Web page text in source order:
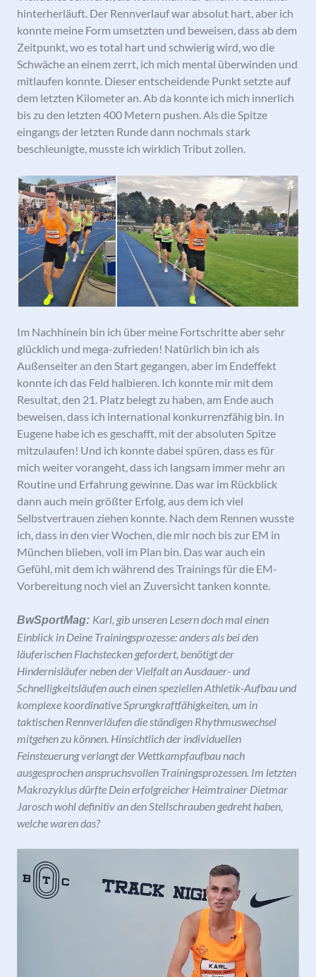
hinterherläuft. Der Rennverlauf war absolut hart, aber ich
konnte meine Form umsetzten und beweisen, dass ab dem
Zeitpunkt, wo es total hart und schwierig wird, wo die
Schwäche an einem zerrt, ich mich mental überwinden und
mitlaufen konnte. Dieser entscheidende Punkt setzte auf
dem letzten Kilometer an. Ab da konnte ich mich innerlich
bis zu den letzten 400 Metern pushen. Als die Spitze
eingangs der letzten Runde dann nochmals stark
beschleunigte, musste ich wirklich Tribut zollen.
Im Nachhinein bin ich über meine Fortschritte aber sehr
glücklich und mega-zufrieden! Natürlich bin ich als
Außenseiter an den Start gegangen, aber im Endeffekt
konnte ich das Feld halbieren. Ich konnte mir mit dem
Resultat, den 21. Platz belegt zu haben, am Ende auch
beweisen, dass ich international konkurrenzfähig bin. In
Eugene habe ich es geschafft, mit der absoluten Spitze
mitzulaufen! Und ich konnte dabei spüren, dass es für
mich weiter vorangeht, dass ich langsam immer mehr an
Routine und Erfahrung gewinne. Das war im Rückblick
dann auch mein größter Erfolg, aus dem ich viel
Selbstvertrauen ziehen konnte. Nach dem Rennen wusste
ich, dass in den vier Wochen, die mir noch bis zur EM in
München blieben, voll im Plan bin. Das war auch ein
Gefühl, mit dem ich während des Trainings für die EM-
Vorbereitung noch viel an Zuversicht tanken konnte.
BwSportMag: Karl, gib unseren Lesern doch mal einen
Einblick in Deine Trainingsprozesse: anders als bei den
läuferischen Flachstecken gefordert, benötigt der
Hindernisläufer neben der Vielfalt an Ausdauer- und
Schnelligkeitsläufen auch einen speziellen Athletik-Aufbau und
komplexe koordinative Sprungkraftfähigkeiten, um in
taktischen Rennverläufen die ständigen Rhythmuswechsel
mitgehen zu können. Hinsichtlich der individuellen
Feinsteuerung verlangt der Wettkampfaufbau nach
ausgesprochen anspruchsvollen Trainingsprozessen. Im letzten
Makrozyklus dürfte Dein erfolgreicher Heimtrainer Dietmar
Jarosch wohl definitiv an den Stellschrauben gedreht haben,
welche waren das?